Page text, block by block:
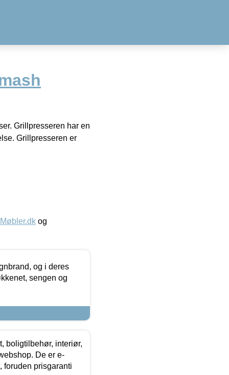
Grillpresseren har en
Grillpresseren er
og
og i deres
sengen og
boligtilbehør, interiør,
De er e-
foruden prisgaranti